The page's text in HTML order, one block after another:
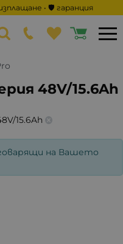
• 🛡️ гаранция
48V/15.6Ah
15.6Ah
на Вашето